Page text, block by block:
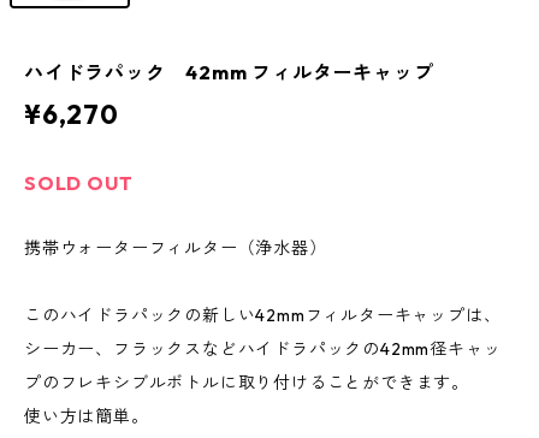
ハイドラパック 42mm フィルターキャップ
¥6,270
SOLD OUT
携帯ウォーターフィルター（浄水器）
このハイドラパックの新しい42mmフィルターキャップは、
シーカー、フラックスなどハイドラパックの42mm径キャッ
プのフレキシブルボトルに取り付けることができます。
使い方は簡単。